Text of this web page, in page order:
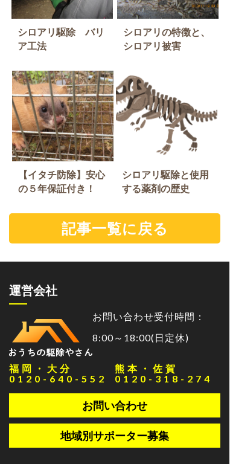
シロアリ駆除 バリ
ア工法
シロアリの特徴と、
シロアリ被害
【イタチ防除】安心
の５年保証付き！
シロアリ駆除と使用
する薬剤の歴史
記事一覧に戻る
運営会社
お問い合わせ受付時間：
8:00～18:00(日定休)
福岡・大分
0120-640-552
熊本・佐賀
0120-318-274
お問い合わせ
地域別サポーター募集